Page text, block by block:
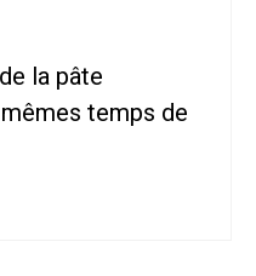
la pâte
temps de